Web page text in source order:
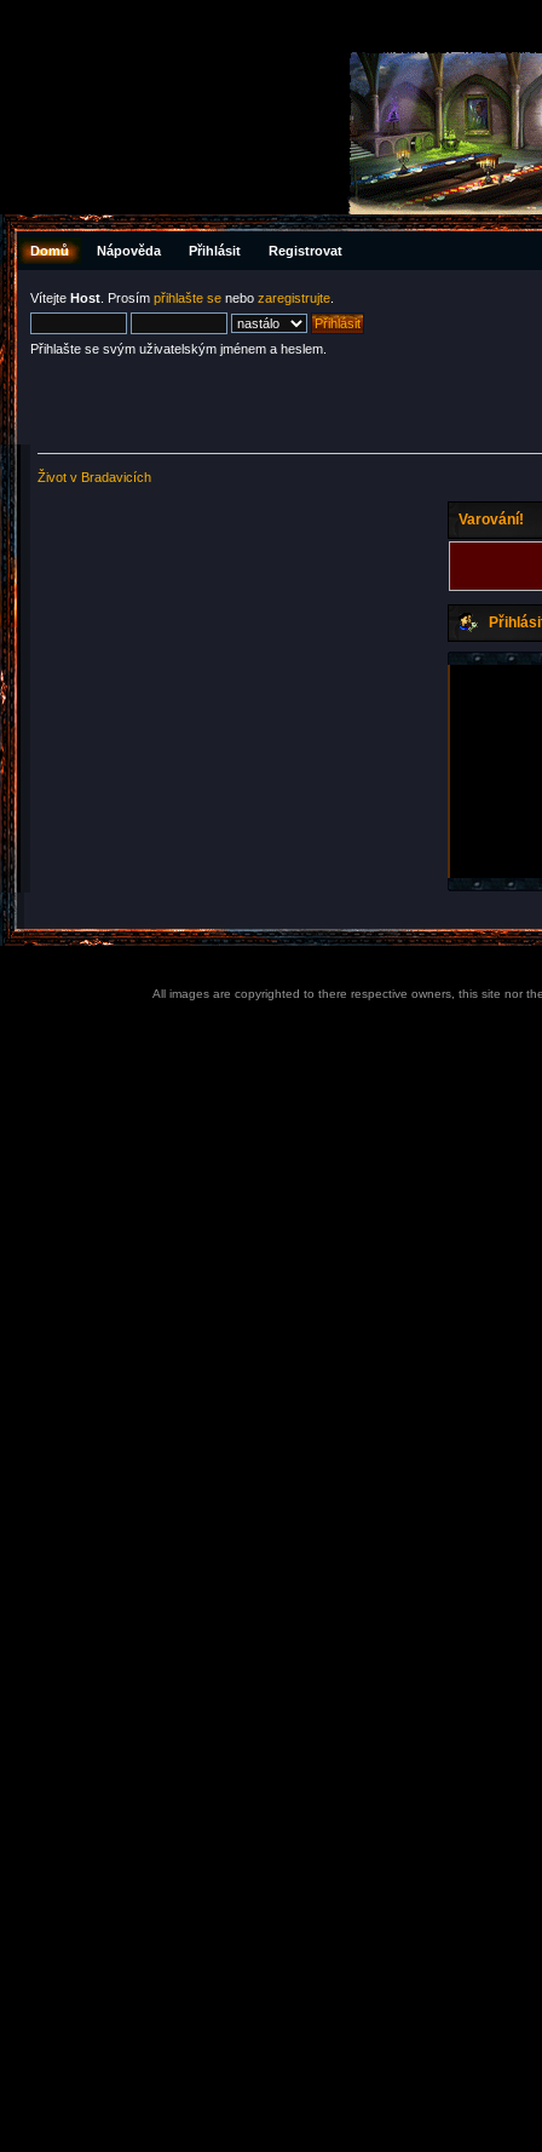
Domů Nápověda Přihlásit Registrovat
Vítejte Host . Prosím přihlašte se nebo zaregistrujte
Přihlašte se svým uživatelským jménem a heslem.
Život v Bradavicích
Varování!
All images are copyrighted to there respective owners, this site nor